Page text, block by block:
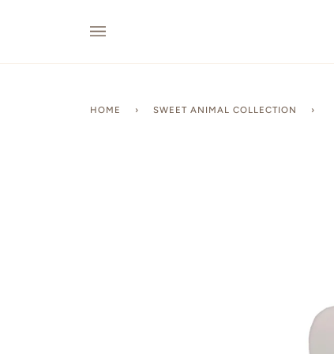
HOME › SWEET ANIMAL COLLECTION ›